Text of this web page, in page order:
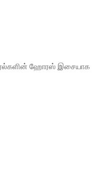
ஹோரஸ் இசையாக